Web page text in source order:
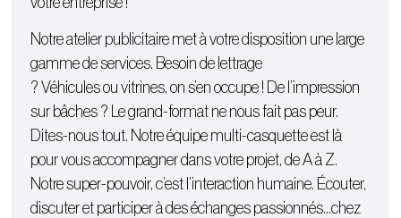
Notre atelier publicitaire met à votre disposition une large
gamme de services. Besoin de lettrage
? Véhiculesouvitrines, on s’en occupe ! De l’impression
sur bâches ? Le grand-format ne nous fait pas peur.
Dites-nous tout. Notre équipe multi-casquette est là
pour vous accompagner dans votre projet, de A à Z.
Notre super-pouvoir, c’est l’interaction humaine. Écouter,
discuter et participer à des échanges passionnés…chez